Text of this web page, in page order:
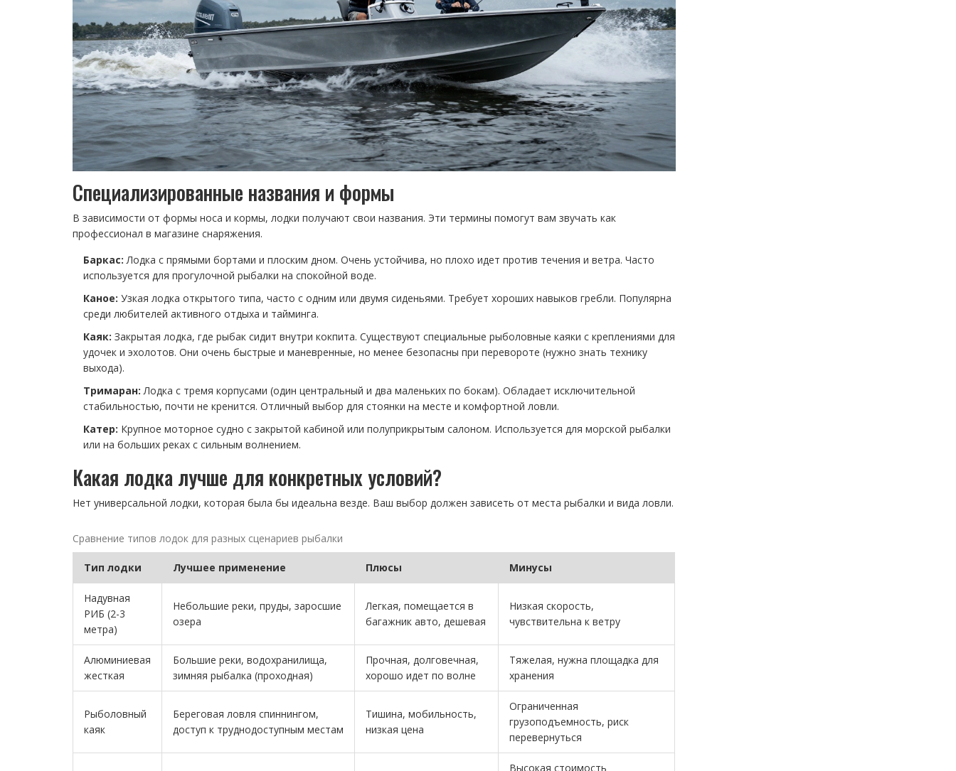
Специализированные названия и формы
В зависимости от формы носа и кормы, лодки получают свои названия. Эти термины помогут вам звучать как
профессионал в магазине снаряжения.
Баркас: Лодка с прямыми бортами и плоским дном. Очень устойчива, но плохо идет против течения и ветра. Часто
используется для прогулочной рыбалки на спокойной воде.
Каное: Узкая лодка открытого типа, часто с одним или двумя сиденьями. Требует хороших навыков гребли. Популярна
среди любителей активного отдыха и тайминга.
Каяк: Закрытая лодка, где рыбак сидит внутри кокпита. Существуют специальные рыболовные каяки с креплениями для
удочек и эхолотов. Они очень быстрые и маневренные, но менее безопасны при перевороте (нужно знать технику
выхода).
Тримаран: Лодка с тремя корпусами (один центральный и два маленьких по бокам). Обладает исключительной
стабильностью, почти не кренится. Отличный выбор для стоянки на месте и комфортной ловли.
Катер: Крупное моторное судно с закрытой кабиной или полуприкрытым салоном. Используется для морской рыбалки
или на больших реках с сильным волнением.
Какая лодка лучше для конкретных условий?
Нет универсальной лодки, которая была бы идеальна везде. Ваш выбор должен зависеть от места рыбалки и вида ловли.
Сравнение типов лодок для разных сценариев рыбалки
Тип лодки Лучшее применение Плюсы Минусы
Надувная
РИБ (2-3
метра)
Небольшие реки, пруды, заросшие
озера
Легкая, помещается в
багажник авто, дешевая
Низкая скорость,
чувствительна к ветру
Алюминиевая
жесткая
Большие реки, водохранилища,
зимняя рыбалка (проходная)
Прочная, долговечная,
хорошо идет по волне
Тяжелая, нужна площадка для
хранения
Рыболовный
каяк
Береговая ловля спиннингом,
доступ к труднодоступным местам
Тишина, мобильность,
низкая цена
Ограниченная
грузоподъемность, риск
перевернуться
Высокая стоимость